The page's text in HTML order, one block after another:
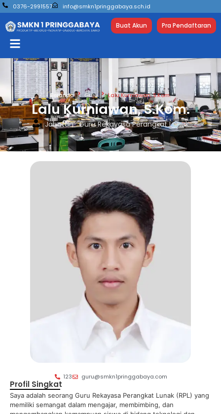
0376-2991557 info@smkn1pringgabaya.sch.id
Buat Akun Pra Pendaftaran
Beranda Guru Lalu Kurniawan, S.Kom.
Lalu Kurniawan, S.Kom.
Jabatan : Guru Rekayasa Perangkat Lunak
123 guru@smkn1pringgabaya.com
Profil Singkat
Saya adalah seorang Guru Rekayasa Perangkat Lunak (RPL) yang
memiliki semangat dalam mengajar, membimbing, dan